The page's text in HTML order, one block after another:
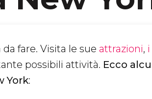
fare. Visita le sue attrazioni,
possibili attività. Ecco
York: